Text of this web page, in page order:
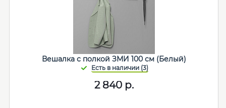
Вешалка с полкой ЗМИ 100 см (Белый)
2 840 р.